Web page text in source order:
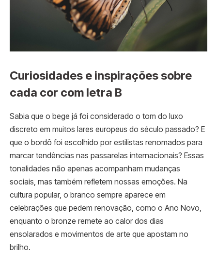
Curiosidades e inspirações sobre
cada cor com letra B
Sabia que o bege já foi considerado o tom do luxo
discreto em muitos lares europeus do século passado? E
que o bordô foi escolhido por estilistas renomados para
marcar tendências nas passarelas internacionais? Essas
tonalidades não apenas acompanham mudanças
sociais, mas também refletem nossas emoções. Na
cultura popular, o branco sempre aparece em
celebrações que pedem renovação, como o Ano Novo,
enquanto o bronze remete ao calor dos dias
ensolarados e movimentos de arte que apostam no
brilho.